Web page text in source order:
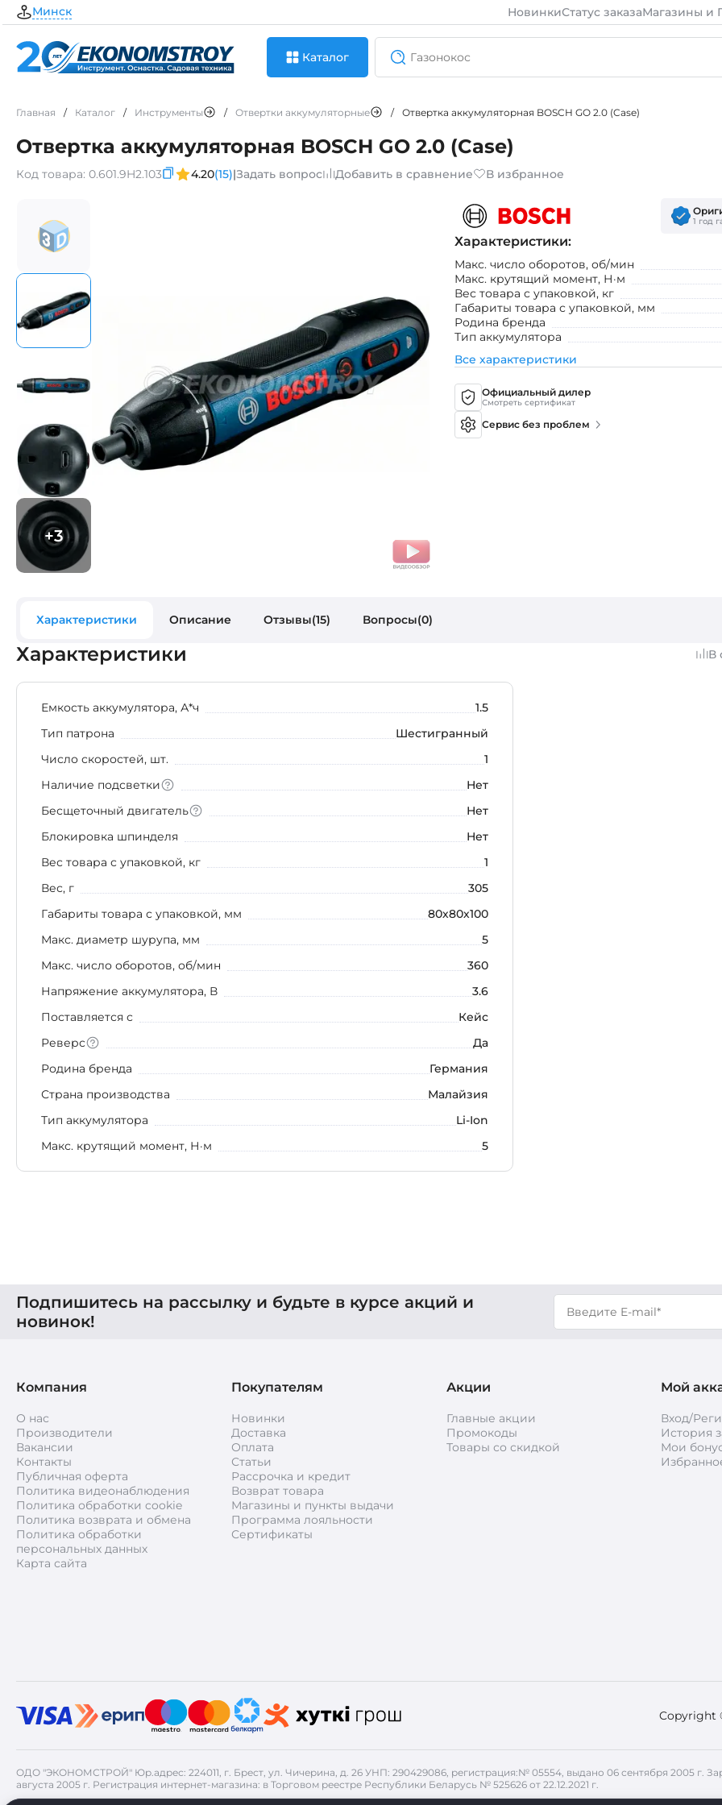
Минск НовинкиСтатус заказаМагазины и
Каталог
Главная / Каталог / Инструменты / Отвертки аккумуляторные / Отвертка аккумуляторная BOSCH GO 2.0 (Case)
Отвертка аккумуляторная BOSCH GO 2.0 (Case)
Код товара: 0.601.9H2.103 4.20(15)|Задать вопрос Добавить в сравнение В избранное
1 год
Характеристики:
Макс. число оборотов, об/мин
Макс. крутящий момент, Н·м
Вес товара с упаковкой, кг
Габариты товара с упаковкой, мм
Родина бренда
Тип аккумулятора
Все характеристики
Официальный дилер
Смотреть сертификат
Сервис без проблем
Характеристики Описание Отзывы(15) Вопросы(0)
Характеристики В
Емкость аккумулятора, А*ч
1.5
Тип патрона
Шестигранный
Число скоростей, шт.
1
Наличие подсветки
Нет
Бесщеточный двигатель
Нет
Блокировка шпинделя
Нет
Вес товара с упаковкой, кг
1
Вес, г
305
Габариты товара с упаковкой, мм
80х80х100
Макс. диаметр шурупа, мм
5
Макс. число оборотов, об/мин
360
Напряжение аккумулятора, В
3.6
Поставляется с
Кейс
Реверс
Да
Родина бренда
Германия
Страна производства
Малайзия
Тип аккумулятора
Li-Ion
Макс. крутящий момент, Н·м
5
Подпишитесь на рассылку и будьте в курсе акций и
новинок!
Компания
О нас
Производители
Вакансии
Контакты
Публичная оферта
Политика видеонаблюдения
Политика обработки cookie
Политика возврата и обмена
Политика обработки
персональных данных
Карта сайта
Покупателям
Новинки
Доставка
Оплата
Статьи
Рассрочка и кредит
Возврат товара
Магазины и пункты выдачи
Программа лояльности
Сертификаты
Акции
Главные акции
Промокоды
Товары со скидкой
Мой
Вход/
История
Мои
Copyright
ОДО "ЭКОНОМСТРОЙ" Юр.адрес: 224011, г. Брест, ул. Чичерина, д. 26 УНП: 290429086, регистрация:№ 05554, выдано 06 сентября 2005 г.
августа 2005 г. Регистрация интернет-магазина: в Торговом реестре Республики Беларусь № 525626 от 22.12.2021 г.